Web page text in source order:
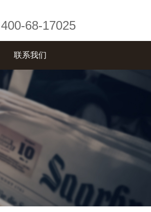
400-68-17025
联系我们